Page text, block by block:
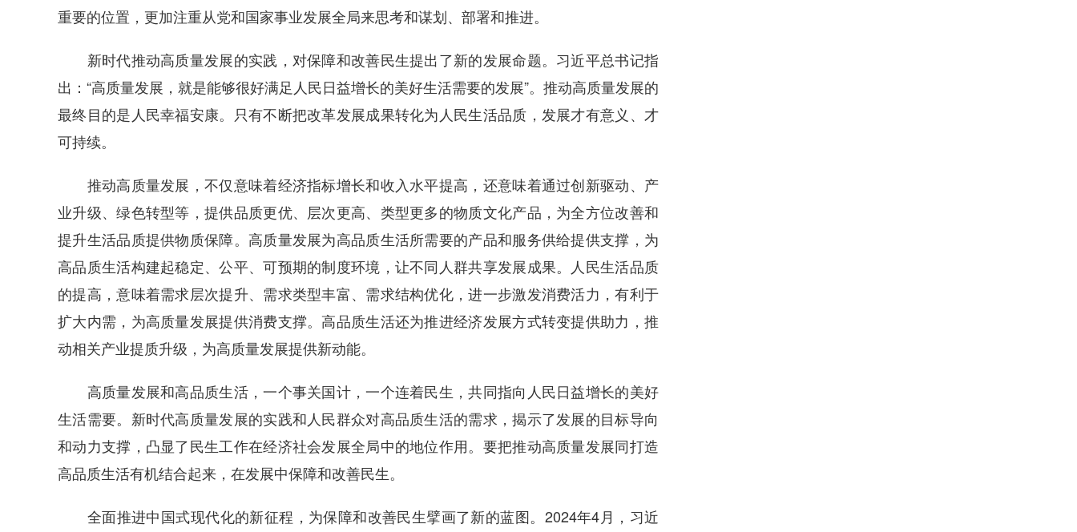
重要的位置，更加注重从党和国家事业发展全局来思考和谋划、部署和推进。
新时代推动高质量发展的实践，对保障和改善民生提出了新的发展命题。习近平总书记指
出：“高质量发展，就是能够很好满足人民日益增长的美好生活需要的发展”。推动高质量发展的
最终目的是人民幸福安康。只有不断把改革发展成果转化为人民生活品质，发展才有意义、才
可持续。
推动高质量发展，不仅意味着经济指标增长和收入水平提高，还意味着通过创新驱动、产
业升级、绿色转型等，提供品质更优、层次更高、类型更多的物质文化产品，为全方位改善和
提升生活品质提供物质保障。高质量发展为高品质生活所需要的产品和服务供给提供支撑，为
高品质生活构建起稳定、公平、可预期的制度环境，让不同人群共享发展成果。人民生活品质
的提高，意味着需求层次提升、需求类型丰富、需求结构优化，进一步激发消费活力，有利于
扩大内需，为高质量发展提供消费支撑。高品质生活还为推进经济发展方式转变提供助力，推
动相关产业提质升级，为高质量发展提供新动能。
高质量发展和高品质生活，一个事关国计，一个连着民生，共同指向人民日益增长的美好
生活需要。新时代高质量发展的实践和人民群众对高品质生活的需求，揭示了发展的目标导向
和动力支撑，凸显了民生工作在经济社会发展全局中的地位作用。要把推动高质量发展同打造
高品质生活有机结合起来，在发展中保障和改善民生。
全面推进中国式现代化的新征程，为保障和改善民生擘画了新的蓝图。2024年4月，习近